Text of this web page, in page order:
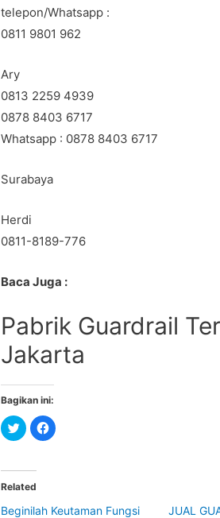
telepon/Whatsapp :
0811 9801 962
Ary
0813 2259 4939
0878 8403 6717
Whatsapp : 0878 8403 6717
Surabaya
Herdi
0811-8189-776
Baca Juga :
Pabrik Guardrail
Jakarta
Bagikan ini:
C
l
t
o
s
a
C
l
a
Related
Beginilah Keutaman Fungsi
JUAL